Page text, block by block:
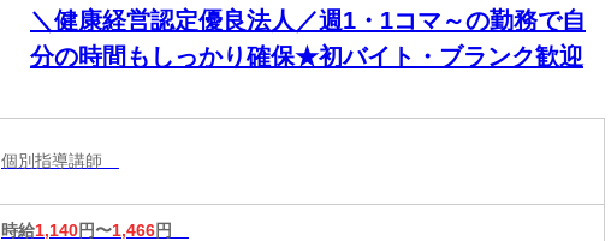
＼健康経営認定優良法人／週1・1コマ～の勤務で自
分の時間もしっかり確保★初バイト・ブランク歓迎
個別指導講師
時給1,140円〜1,466円